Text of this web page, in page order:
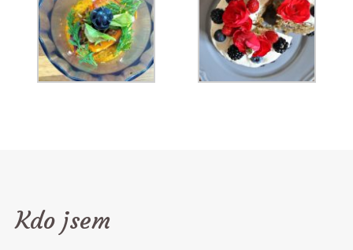
Kdo jsem